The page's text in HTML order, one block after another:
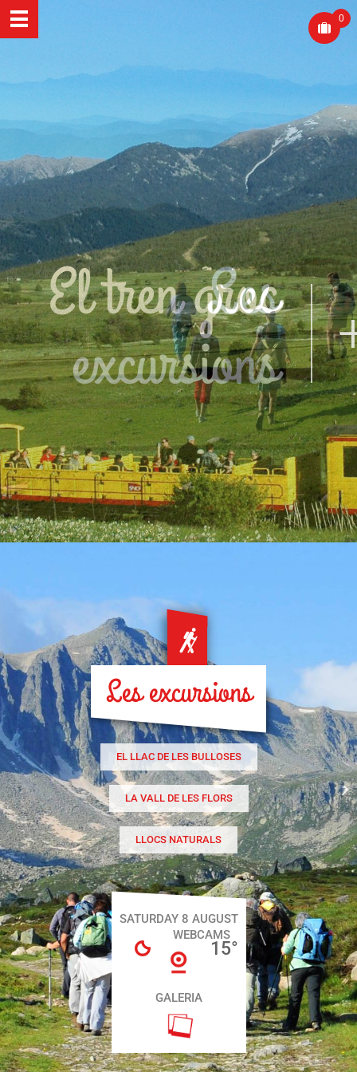
0
El tren groc
Les
excursions
Les excursions
EL LLAC DE LES BULLOSES
LA VALL DE LES FLORS
LLOCS NATURALS
SATURDAY 8 AUGUST
15°
WEBCAMS
GALERIA